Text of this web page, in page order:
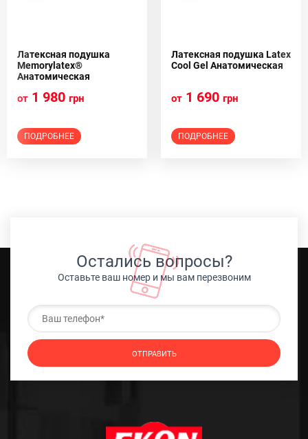
Латексная подушка
Memorylatex®
Анатомическая
от 1 980 грн
ПОДРОБНЕЕ
Латексная подушка Latex
Cool Gel Анатомическая
от 1 690 грн
ПОДРОБНЕЕ
Остались вопросы?
Оставьте ваш номер и мы вам перезвоним